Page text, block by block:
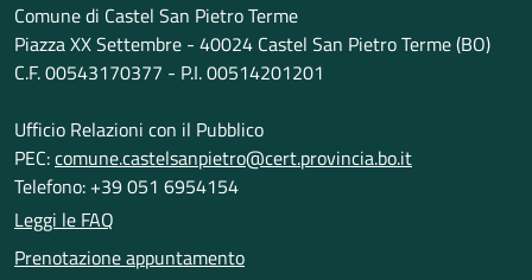
Comune di Castel San Pietro Terme
Piazza XX Settembre - 40024 Castel San Pietro Terme (BO)
C.F. 00543170377 - P.I. 00514201201
Ufficio Relazioni con il Pubblico
PEC:comune.castelsanpietro@cert.provincia.bo.it
Telefono: +39 051 6954154
Leggi le FAQ
Prenotazione appuntamento